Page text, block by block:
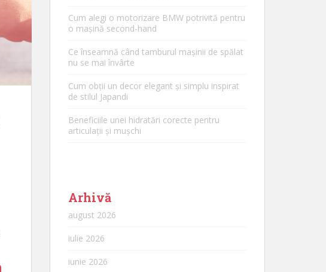
Cum alegi o motorizare BMW potrivită pentru
o mașină second-hand
Ce înseamnă când tamburul mașinii de spălat
nu se mai învârte
Cum obții un decor elegant și simplu inspirat
de stilul Japandi
Beneficiile unei hidratări corecte pentru
articulații și mușchi
Arhivă
august 2026
iulie 2026
iunie 2026